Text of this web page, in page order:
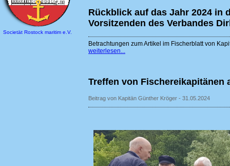
Societät Rostock maritim e.V.
Rückblick auf das Jahr 2024 in
Vorsitzenden des Verbandes
Betrachtungen zum Artikel im Fischerblatt von
weiterlesen...
Treffen von Fischereikapitänen
Beitrag von Kapitän Günther Kröger - 31.05.2024